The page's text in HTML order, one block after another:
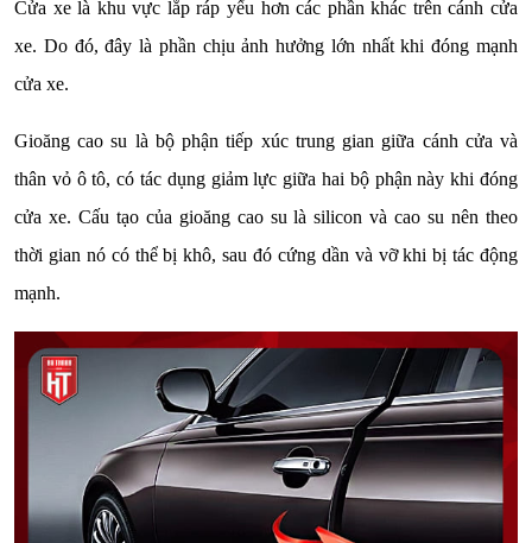
Cửa xe là khu vực lắp ráp yếu hơn các phần khác trên cánh cửa
xe. Do đó, đây là phần chịu ảnh hưởng lớn nhất khi đóng mạnh
cửa xe.
Gioăng cao su là bộ phận tiếp xúc trung gian giữa cánh cửa và
thân vỏ ô tô, có tác dụng giảm lực giữa hai bộ phận này khi đóng
cửa xe. Cấu tạo của gioăng cao su là silicon và cao su nên theo
thời gian nó có thể bị khô, sau đó cứng dần và vỡ khi bị tác động
mạnh.